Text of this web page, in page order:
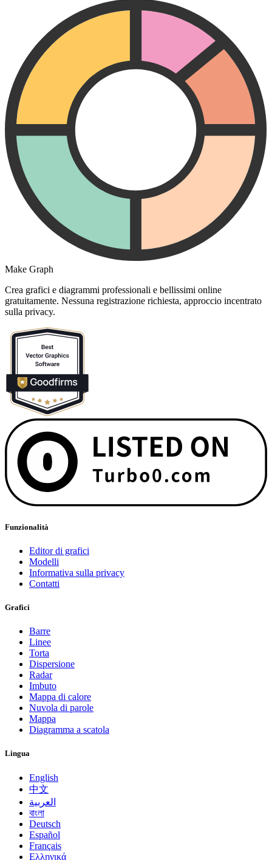
Make Graph
Crea grafici e diagrammi professionali e bellissimi online
gratuitamente. Nessuna registrazione richiesta, approccio incentrato
sulla privacy.
Funzionalità
Editor di grafici
Modelli
Informativa sulla privacy
Contatti
Grafici
Barre
Linee
Torta
Dispersione
Radar
Imbuto
Mappa di calore
Nuvola di parole
Mappa
Diagramma a scatola
Lingua
English
中文
العربية
বাংলা
Deutsch
Español
Français
Ελληνικά